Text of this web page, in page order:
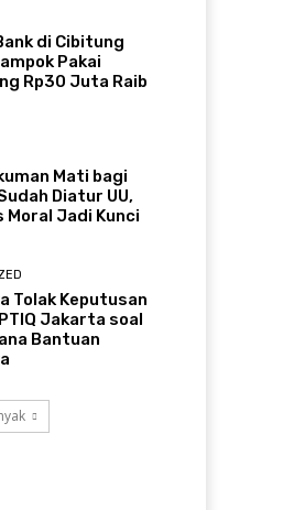
di Cibitung
Pakai
Rp30 Juta Raib
Mati bagi
Diatur UU,
Jadi Kunci
Tolak Keputusan
Jakarta soal
Bantuan